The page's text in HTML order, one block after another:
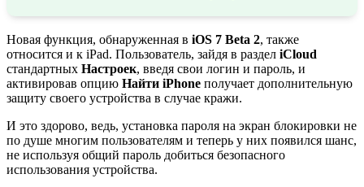
Новая функция, обнаруженная в iOS 7 Beta 2, также
относится и к iPad. Пользователь, зайдя в раздел iCloud
стандартных Настроек, введя свои логин и пароль, и
активировав опцию Найти iPhone получает дополнительную
защиту своего устройства в случае кражи.
И это здорово, ведь, установка пароля на экран блокировки не
по душе многим пользователям и теперь у них появился шанс,
не используя общий пароль добиться безопасного
использования устройства.